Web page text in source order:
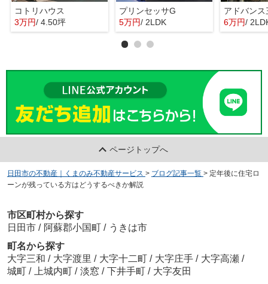
コトリハウス
3万円/ 4.50坪
プリンセッサG
5万円/ 2LDK
アドバンス
6万円/
ページトップへ
日田市の不動産｜くまのみ不動産サービス > ブログ記事一覧 > 定年後に住宅ロ
ーンが残っている方はどうするべきか解説
市区町村から探す
日田市 / 阿蘇郡小国町 / うきは市
町名から探す
大字三和 / 大字渡里 / 大字十二町 / 大字庄手 / 大字高瀬 /
城町 / 上城内町 / 淡窓 / 下井手町 / 大字友田